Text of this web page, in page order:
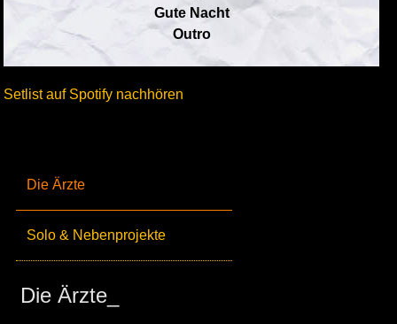
Die Ärzte
Solo & Nebenprojekte
Die Ärzte_
Gute Nacht
Outro
Setlist auf Spotify nachhören